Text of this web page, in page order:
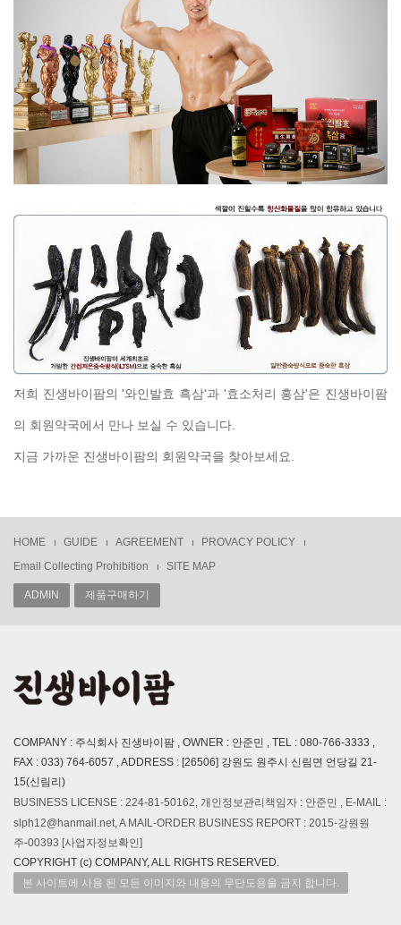
저희 진생바이팜의 '와인발효 흑삼'과 '효소처리 홍삼'은 진생바이팜
의 회원약국에서 만나 보실 수 있습니다.
지금 가까운 진생바이팜의 회원약국을 찾아보세요.
HOME GUIDE AGREEMENT
PROVACY POLICY
Email Collecting Prohibition
SITE MAP
ADMIN 제품구매하기
COMPANY : 주식회사 진생바이팜 , OWNER : 안준민 , TEL : 080-766-3333 ,
FAX : 033) 764-6057 , ADDRESS : [26506] 강원도 원주시 신림면 언당길 21-
15(신림리)
BUSINESS LICENSE : 224-81-50162, 개인정보관리책임자 : 안준민 , E-MAIL :
slph12@hanmail.net, A MAIL-ORDER BUSINESS REPORT : 2015-강원원
주-00393 [사업자정보확인]
COPYRIGHT (c) COMPANY, ALL RIGHTS RESERVED.
본 사이트에 사용 된 모든 이미지와 내용의 무단도용을 금지 합니다.